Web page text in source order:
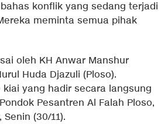
konflik yang sedang terjadi
meminta semua pihak
oleh KH Anwar Manshur
Huda Djazuli (Ploso).
kiai yang hadir secara langsung
Pesantren Al Falah Ploso,
(30/11).